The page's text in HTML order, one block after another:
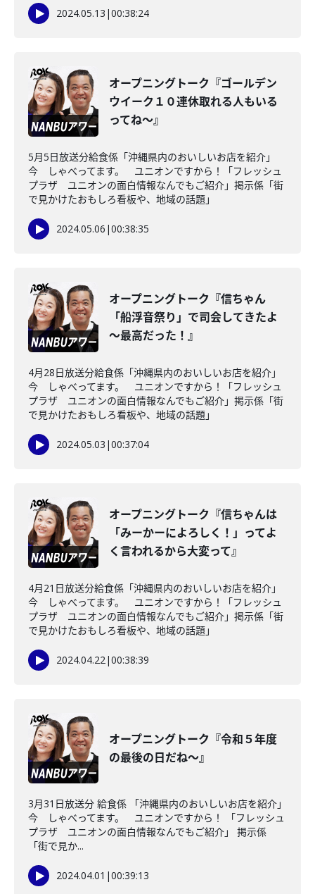
2024.05.13 |00:38:24
オープニングトーク『ゴールデン
ウイーク１０連休取れる人もいる
ってね～』
5月5日放送分給食係「沖縄県内のおいしいお店を紹介」
今 しゃべってます。 ユニオンですから！「フレッシュ
プラザ ユニオンの面白情報なんでもご紹介」掲示係「街
で見かけたおもしろ看板や、地域の話題」
2024.05.06 |00:38:35
オープニングトーク『信ちゃん
「船浮音祭り」で司会してきたよ
～最高だった！』
4月28日放送分給食係「沖縄県内のおいしいお店を紹介」
今 しゃべってます。 ユニオンですから！「フレッシュ
プラザ ユニオンの面白情報なんでもご紹介」掲示係「街
で見かけたおもしろ看板や、地域の話題」
2024.05.03 |00:37:04
オープニングトーク『信ちゃんは
「みーかーによろしく！」ってよ
く言われるから大変って』
4月21日放送分給食係「沖縄県内のおいしいお店を紹介」
今 しゃべってます。 ユニオンですから！「フレッシュ
プラザ ユニオンの面白情報なんでもご紹介」掲示係「街
で見かけたおもしろ看板や、地域の話題」
2024.04.22|00:38:39
オープニングトーク『令和５年度
の最後の日だね～』
3月31日放送分 給食係 「沖縄県内のおいしいお店を紹介」
今 しゃべってます。 ユニオンですから！ 「フレッシュ
プラザ ユニオンの面白情報なんでもご紹介」 掲示係
「街で見か...
2024.04.01 |00:39:13